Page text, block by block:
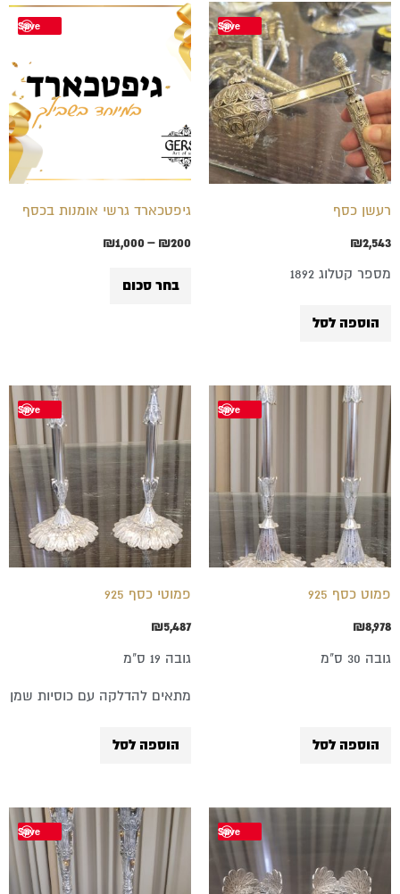
Save
רעשן כסף
₪2,543
מספר קטלוג 1892
הוספה לסל
Save
גיפטכארד גרשי אומנות בכסף
₪200
–
₪1,000
טווח
בחר סכום
יש
מספר
את
האפשרויות
Save
פמוט כסף 925
₪8,978
גובה 30 ס"מ
הוספה לסל
Save
פמוטי כסף 925
₪5,487
גובה 19 ס"מ
מתאים להדלקה עם כוסיות שמן
הוספה לסל
Save
Save